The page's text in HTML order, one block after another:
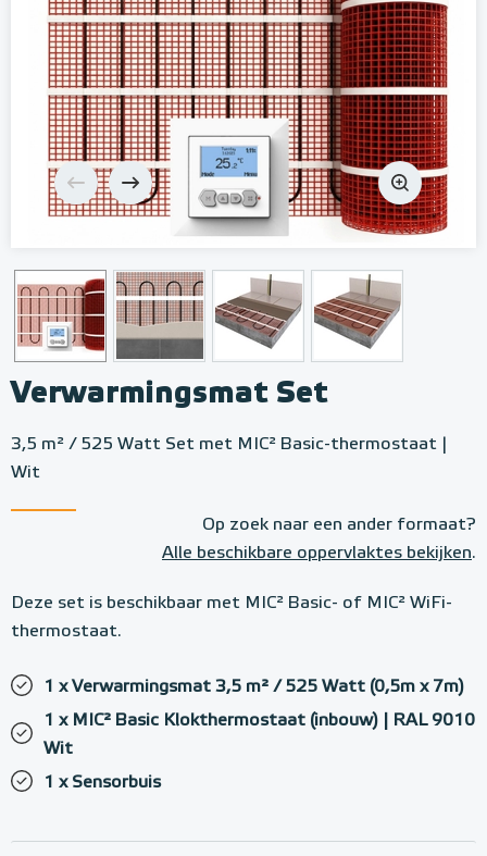
Verwarmingsmat Set
3,5 m² / 525 Watt Set met MIC² Basic-thermostaat |
Wit
Op zoek naar een ander formaat?
Alle beschikbare oppervlaktes bekijken.
Deze set is beschikbaar met MIC² Basic- of MIC² WiFi-
thermostaat.
1 x Verwarmingsmat 3,5 m² / 525 Watt (0,5m x 7m)
1 x MIC² Basic Klokthermostaat (inbouw) | RAL 9010
Wit
1 x Sensorbuis